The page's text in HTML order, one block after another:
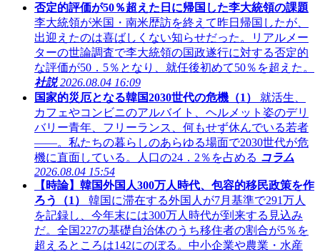
否定的評価が50％超えた日に帰国した李大統領の課題
李大統領が米国・南米歴訪を終えて昨日帰国したが、
出迎えたのは喜ばしくない知らせだった。リアルメー
ターの世論調査で李大統領の国政遂行に対する否定的
な評価が50．5％となり、就任後初めて50％を超えた。
社説 2026.08.04 16:09
国家的災厄となる韓国2030世代の危機（1）
就活生、
カフェやコンビニのアルバイト、ヘルメット姿のデリ
バリー青年、フリーランス、何もせず休んでいる若者
――。私たちの暮らしのあらゆる場面で2030世代が危
機に直面している。人口の24．2％を占める コラム
2026.08.04 15:54
【時論】韓国外国人300万人時代、包容的移民政策を作
ろう（1）
韓国に滞在する外国人が7月基準で291万人
を記録し、今年末には300万人時代が到来する見込み
だ。全国227の基礎自治体のうち移住者の割合が5％を
超えるところは142にのぼる。中小企業や農業・水産